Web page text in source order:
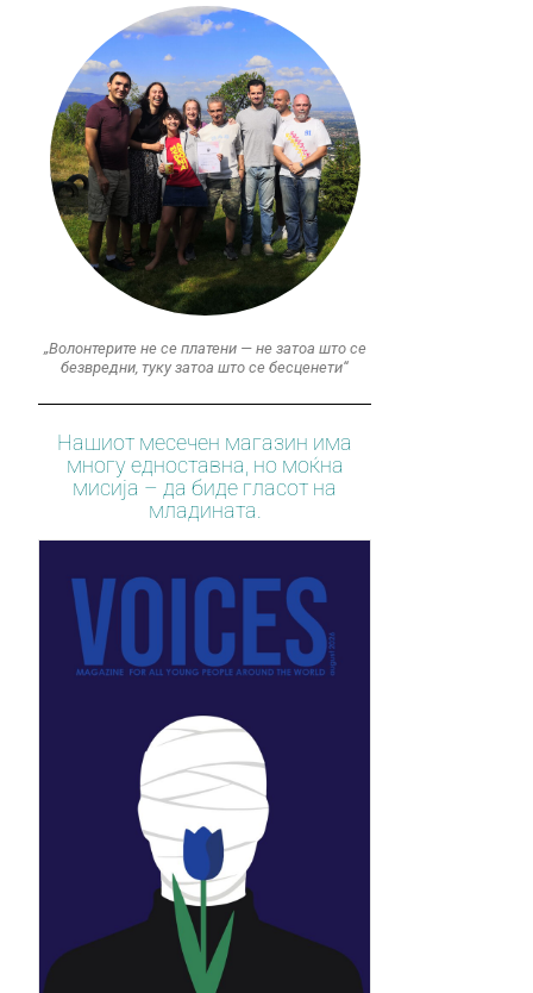
„Волонтерите не се платени — не затоа што се
безвредни, туку затоа што се бесценети“
Нашиот месечен магазин има
многу едноставна, но моќна
мисија – да биде гласот на
младината.